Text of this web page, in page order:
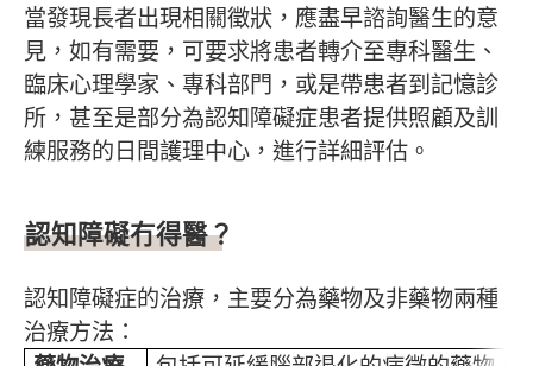
當發現長者出現相關徵狀，應盡早諮詢醫生的意
見，如有需要，可要求將患者轉介至專科醫生、
臨床心理學家、專科部門，或是帶患者到記憶診
所，甚至是部分為認知障礙症患者提供照顧及訓
練服務的日間護理中心，進行詳細評估。
認知障礙冇得醫？
認知障礙症的治療，主要分為藥物及非藥物兩種
治療方法：